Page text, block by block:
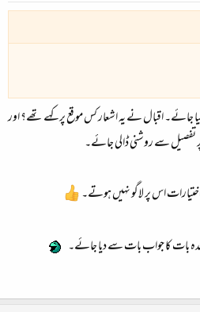
جائے۔ اقبال نے یہ اشعار کس موقع پر کہے تھے؟ اور
سے روشنی ڈالی جائے۔
اس پر لاگو نہیں ہوتے۔
بات کا جواب بات سے دیا جائے۔